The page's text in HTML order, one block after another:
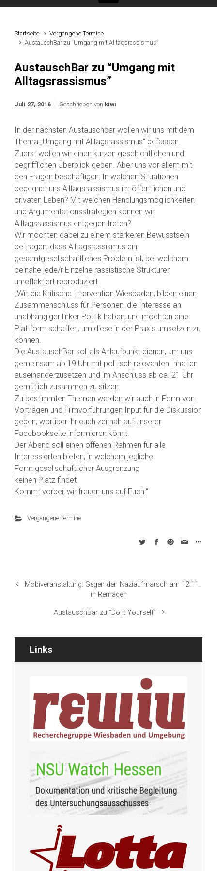
Startseite
Vergangene Termine
AustauschBar zu “Umgang mit Alltagsrassismus”
AustauschBar zu “Umgang mit
Alltagsrassismus”
Juli 27, 2016 Geschrieben von kiwi
In der nächsten Austauschbar wollen wir uns mit dem
Thema „Umgang mit Alltagsrassismus“ befassen.
Zuerst wollen wir einen kurzen geschichtlichen und
begrifflichen Überblick geben. Aber uns vor allem mit
den Fragen beschäftigen: In welchen Situationen
begegnet uns Alltagsrassismus im öffentlichen und
privaten Leben? Mit welchen Handlungsmöglichkeiten
und Argumentationsstrategien können wir
Alltagsrassismus entgegen treten?
Wir möchten dabei zu einem stärkeren Bewusstsein
beitragen, dass Alltagsrassismus ein
gesamtgesellschaftliches Problem ist, bei welchem
beinahe jede/r Einzelne rassistische Strukturen
unreflektiert reproduziert.
„Wir, die Kritische Intervention Wiesbaden, bilden einen
Zusammenschluss für Personen, die Interesse an
unabhängiger linker Politik haben, und möchten eine
Plattform schaffen, um diese in der Praxis umsetzen zu
können.
Die AustauschBar soll als Anlaufpunkt dienen, um uns
gemeinsam ab 19 Uhr mit politisch relevanten Inhalten
auseinanderzusetzen und im Anschluss ab ca. 21 Uhr
gemütlich zusammen zu sitzen.
Zu bestimmten Themen werden wir auch in Form von
Vorträgen und Filmvorführungen Input für die Diskussion
geben, worüber ihr euch zeitnah auf unserer
Facebookseite informieren könnt.
Der Abend soll einen offenen Rahmen für alle
Interessierten bieten, in welchem jegliche
Form gesellschaftlicher Ausgrenzung
keinen Platz findet.
Kommt vorbei, wir freuen uns auf Euch!“
Vergangene Termine
Mobiveranstaltung: Gegen den Naziaufmarsch am 12.11.
in Remagen
AustauschBar zu “Do it Yourself”
Links